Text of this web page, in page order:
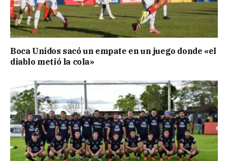
Boca Unidos sacó un empate en un juego donde «el
diablo metió la cola»